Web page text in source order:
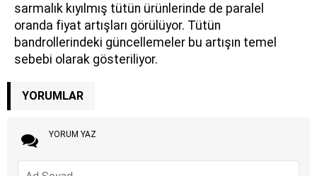
sarmalık kıyılmış tütün ürünlerinde de paralel
oranda fiyat artışları görülüyor. Tütün
bandrollerindeki güncellemeler bu artışın temel
sebebi olarak gösteriliyor.
YORUMLAR
YORUM YAZ